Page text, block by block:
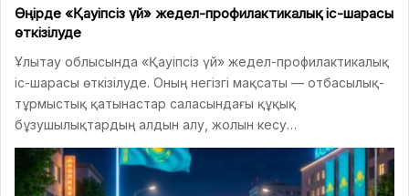
Өңірде «Қауіпсіз үй» жедел-профилактикалық іс-шарасы
өткізілуде
Ұлытау облысында «Қауіпсіз үй» жедел-профилактикалық
іс-шарасы өткізілуде. Оның негізгі мақсаты — отбасылық-
тұрмыстық қатынастар саласындағы құқық
бұзушылықтардың алдын алу, жолын кесу…